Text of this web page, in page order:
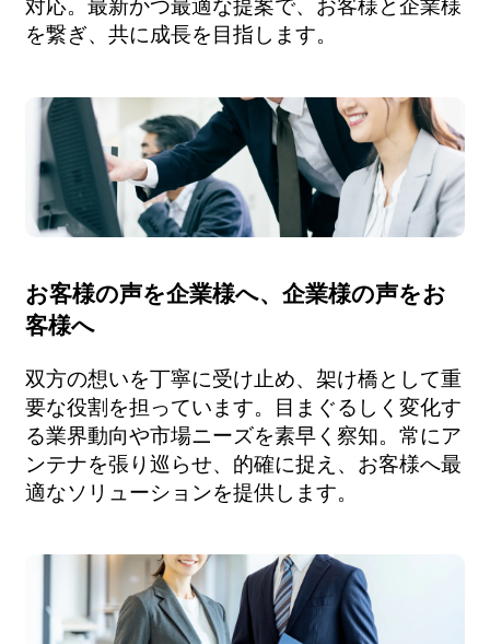
対応。最新かつ最適な提案で、お客様と企業様
を繋ぎ、共に成長を目指します。
お客様の声を企業様へ、企業様の声をお
客様へ
双方の想いを丁寧に受け止め、架け橋として重
要な役割を担っています。目まぐるしく変化す
る業界動向や市場ニーズを素早く察知。常にア
ンテナを張り巡らせ、的確に捉え、お客様へ最
適なソリューションを提供します。